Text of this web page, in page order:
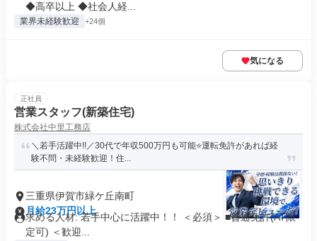
◆高卒以上 ◆社会人経...
業界未経験歓迎 +24個
気になる
正社員
営業スタッフ(新築住宅)
株式会社中里工務店
＼若手活躍中!!／30代で年収500万円も可能⭐️運転免許があれば経
験不問・未経験歓迎！住...
三重県伊賀市緑ケ丘南町
月給23万円以上
求める人材: 若手中心に活躍中！！ ＜必須＞ ■普通免許(AT限
定可) ＜歓迎...